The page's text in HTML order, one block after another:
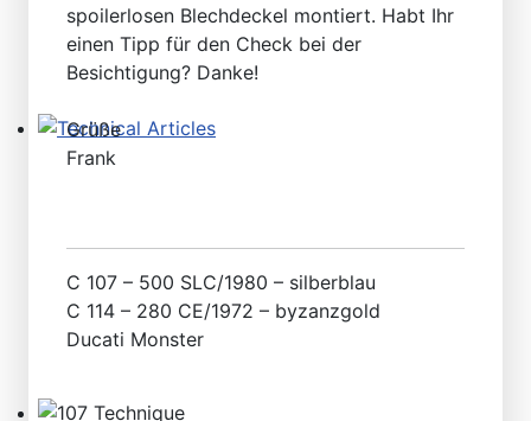
Technical Articles
spoilerlosen Blechdeckel montiert. Habt Ihr
einen Tipp für den Check bei der
Besichtigung? Danke!
Grüße
Frank
C 107 – 500 SLC/1980 – silberblau
C 114 – 280 CE/1972 – byzanzgold
Ducati Monster